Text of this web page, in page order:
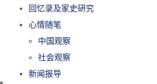
回忆录及家史研究
心情随笔
中国观察
社会观察
新闻报导